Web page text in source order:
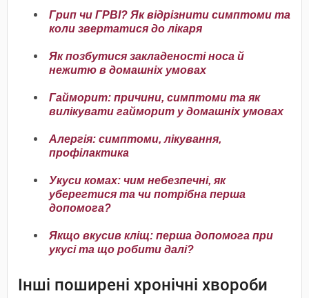
Грип чи ГРВІ? Як відрізнити симптоми та
коли звертатися до лікаря
Як позбутися закладеності носа й
нежитю в домашніх умовах
Гайморит: причини, симптоми та як
вилікувати гайморит у домашніх умовах
Алергія: симптоми, лікування,
профілактика
Укуси комах: чим небезпечні, як
уберегтися та чи потрібна перша
допомога?
Якщо вкусив кліщ: перша допомога при
укусі та що робити далі?
Інші поширені хронічні хвороби